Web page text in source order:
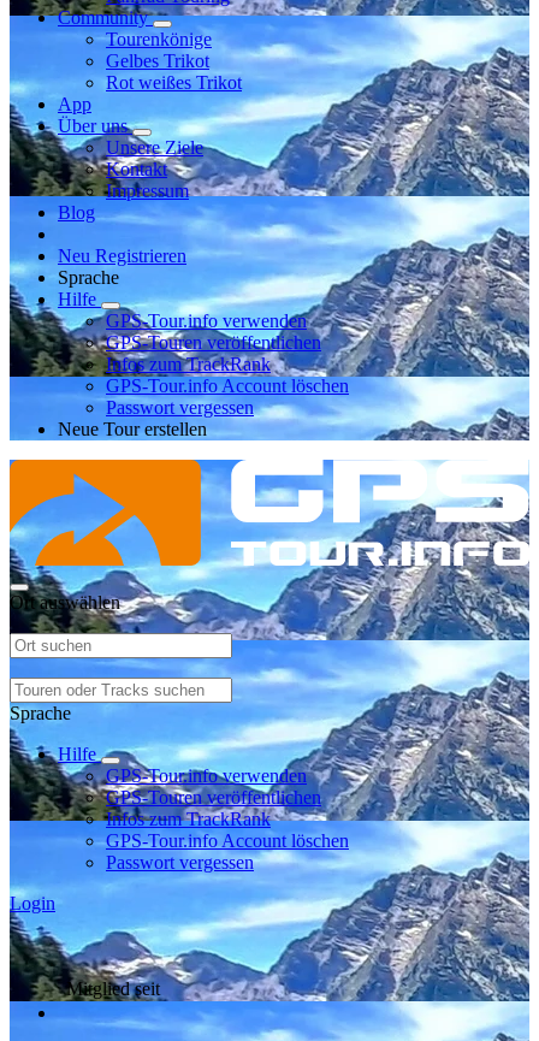
Community
Tourenkönige
Gelbes Trikot
Rot weißes Trikot
App
Über uns
Unsere Ziele
Kontakt
Impressum
Blog
Neu Registrieren
Sprache
Hilfe
GPS-Tour.info verwenden
GPS-Touren veröffentlichen
Infos zum TrackRank
GPS-Tour.info Account löschen
Passwort vergessen
Neue Tour erstellen
Ort auswählen
Sprache
Hilfe
GPS-Tour.info verwenden
GPS-Touren veröffentlichen
Infos zum TrackRank
GPS-Tour.info Account löschen
Passwort vergessen
Login
Mitglied seit